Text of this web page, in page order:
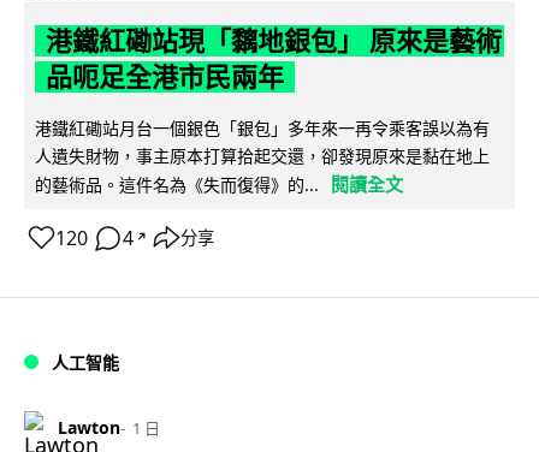
港鐵紅磡站現「黐地銀包」 原來是藝術
品呃足全港市民兩年
港鐵紅磡站月台一個銀色「銀包」多年來一再令乘客誤以為有
人遺失財物，事主原本打算拾起交還，卻發現原來是黏在地上
的藝術品。這件名為《失而復得》的...
閱讀全文
120 4 ↗ 分享
人工智能
Lawton 1 日